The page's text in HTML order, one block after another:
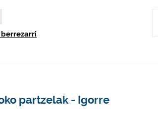
partzelak - Igorre